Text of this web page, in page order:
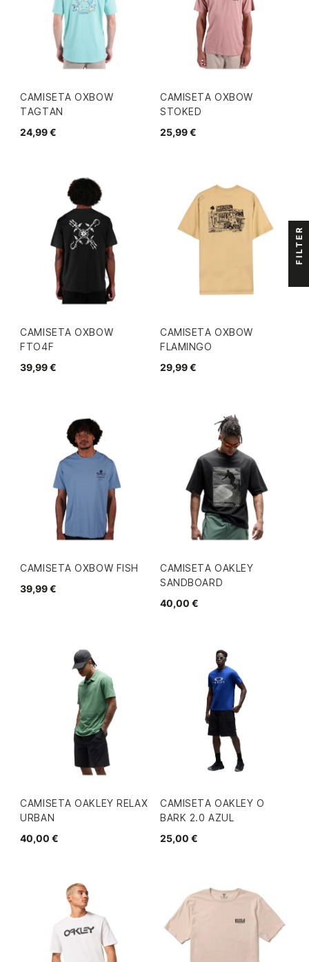
CAMISETA OXBOW
TAGTAN
24,99 €
CAMISETA OXBOW
STOKED
25,99 €
CAMISETA OXBOW
FTO4F
39,99 €
CAMISETA OXBOW
FLAMINGO
29,99 €
CAMISETA OXBOW FISH
39,99 €
CAMISETA OAKLEY
SANDBOARD
40,00 €
CAMISETA OAKLEY RELAX
URBAN
40,00 €
CAMISETA OAKLEY O
BARK 2.0 AZUL
25,00 €
FILTER